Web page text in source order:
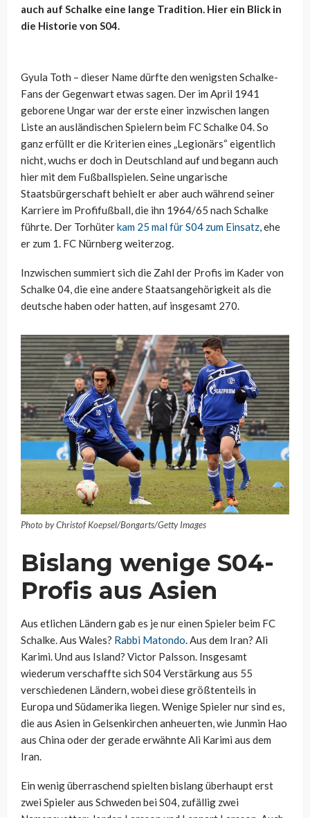
auch auf Schalke eine lange Tradition. Hier ein Blick in
die Historie von S04.
Gyula Toth – dieser Name dürfte den wenigsten Schalke-
Fans der Gegenwart etwas sagen. Der im April 1941
geborene Ungar war der erste einer inzwischen langen
Liste an ausländischen Spielern beim FC Schalke 04. So
ganz erfüllt er die Kriterien eines „Legionärs“ eigentlich
nicht, wuchs er doch in Deutschland auf und begann auch
hier mit dem Fußballspielen. Seine ungarische
Staatsbürgerschaft behielt er aber auch während seiner
Karriere im Profifußball, die ihn 1964/65 nach Schalke
führte. Der Torhüterkam 25 mal für S04 zum Einsatz, ehe
er zum 1. FC Nürnberg weiterzog.
Inzwischen summiert sich die Zahl der Profis im Kader von
Schalke 04, die eine andere Staatsangehörigkeit als die
deutsche haben oder hatten, auf insgesamt 270.
Photo by Christof Koepsel/Bongarts/Getty Images
Bislang wenige S04-
Profis aus Asien
Aus etlichen Ländern gab es je nur einen Spieler beim FC
Schalke. Aus Wales? Rabbi Matondo. Aus dem Iran? Ali
Karimi. Und aus Island? Victor Palsson. Insgesamt
wiederum verschaffte sich S04 Verstärkung aus 55
verschiedenen Ländern, wobei diese größtenteils in
Europa und Südamerika liegen. Wenige Spieler nur sind es,
die aus Asien in Gelsenkirchen anheuerten, wie Junmin Hao
aus China oder der gerade erwähnte Ali Karimi aus dem
Iran.
Ein wenig überraschend spielten bislang überhaupt erst
zwei Spieler aus Schweden bei S04, zufällig zwei